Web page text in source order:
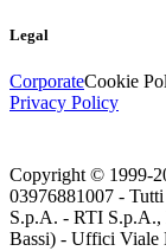
Legal
CorporateCookie
Privacy Policy
Copyright © 1999-
03976881007 -
S.p.A. - RTI S.p.A.,
Bassi) - Uffici Viale